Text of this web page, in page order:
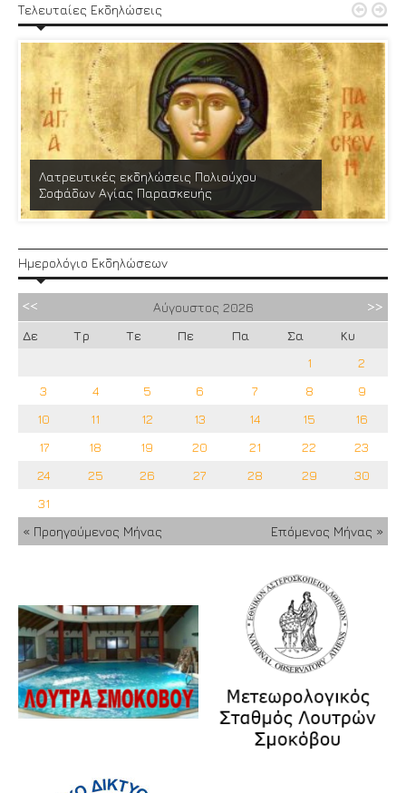
Τελευταίες Εκδηλώσεις
Λατρευτικές εκδηλώσεις Πολιούχου
Σοφάδων Αγίας Παρασκευής
 
Ημερολόγιο Εκδηλώσεων
Αύγουστος 2026
Δε
Τρ Τε Πε Πα Σα
Κυ
1
2
3
4 5 6 7 8
9
10
11 12 13 14 15
16
17
18 19 20 21 22
23
24
25 26 27 28 29
30
31
« Προηγούμενος Μήνας
Επόμενος Μήνας »